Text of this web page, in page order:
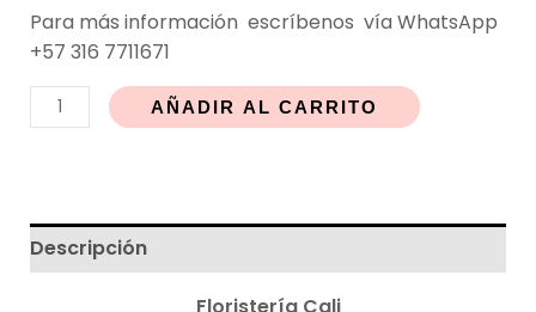
Para más información escríbenos vía WhatsApp
+57 316 7711671
AÑADIR AL CARRITO
Descripción